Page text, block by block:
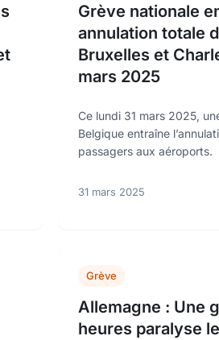
Grève nationale
annulation totale
Bruxelles et
mars 2025
Ce lundi 31 mars 2025,
Belgique entraîne
passagers aux aéroports.
31 mars 2025
Grève
Allemagne : Une
heures paralyse